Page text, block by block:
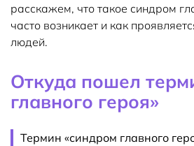
расскажем, что такое синдром
часто возникает и как
людей.
Откуда пошел
главного героя»
Термин «синдром главного